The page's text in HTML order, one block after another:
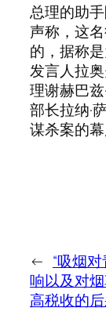
总理的助
声称，这
的，据称
发言人拉
理谢赫巴
部长拉纳·
谋杀案的幕
← “吸烟
响以及对
高税收的后